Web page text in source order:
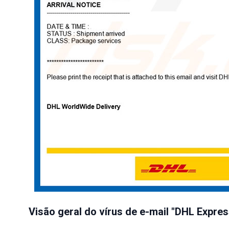
Visão geral do vírus de e-mail "DHL